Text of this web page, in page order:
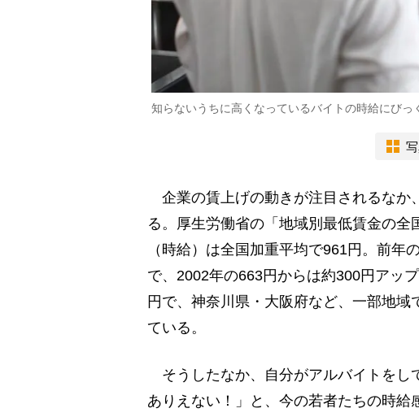
知らないうちに高くなっているバイトの時給にびっ
企業の賃上げの動きが注目されるなか
る。厚生労働省の「地域別最低賃金の
（時給）は全国加重平均で961円。前年
で、2002年の663円からは約300円アッ
円で、神奈川県・大阪府など、一部地
ている。
そうしたなか、自分がアルバイトをし
ありえない！」と、今の若者たちの時